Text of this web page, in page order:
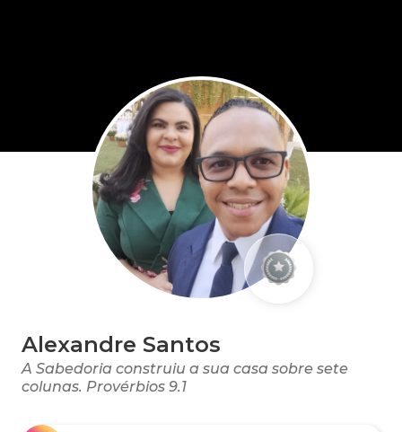
Alexandre Santos
A Sabedoria construiu a sua casa sobre sete
colunas. Provérbios 9.1